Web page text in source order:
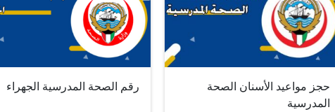
حجز مواعيد الأسنان الصحة
المدرسية
رقم الصحة المدرسية الجهراء